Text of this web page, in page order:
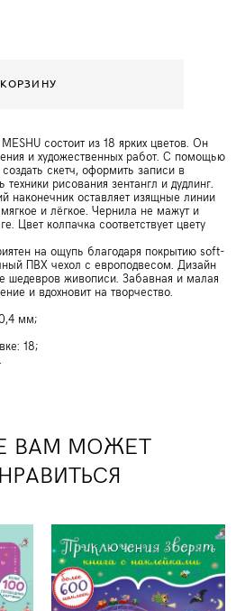
состоит из 18 ярких цветов. Он
и художественных работ. С помощью
скетч, оформить записи в
техники рисования зентангл и дудлинг.
наконечник оставляет изящные линии
и лёгкое. Чернила не мажут и
Цвет колпачка соответствует цвету
на ощупь благодаря покрытию soft-
ПВХ чехол с европодвесом. Дизайн
шедевров живописи. Забавная и малая
и вдохновит на творчество.
мм;
18;
ВАМ МОЖЕТ